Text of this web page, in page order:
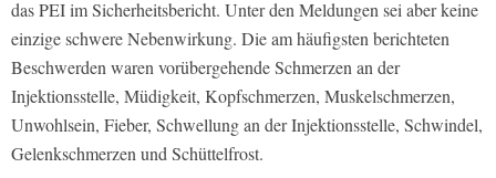
das PEI im Sicherheitsbericht. Unter den Meldungen sei aber keine
einzige schwere Nebenwirkung. Die am häufigsten berichteten
Beschwerden waren vorübergehende Schmerzen an der
Injektionsstelle, Müdigkeit, Kopfschmerzen, Muskelschmerzen,
Unwohlsein, Fieber, Schwellung an der Injektionsstelle, Schwindel,
Gelenkschmerzen und Schüttelfrost.